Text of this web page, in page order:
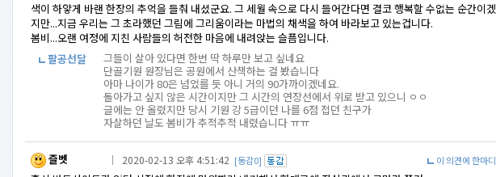
색이 하얗게 바랜 한장의 추억을 들춰 내셨군요. 그 세월 속으로 다시 들어간다면 결코 행복할 수없는 순간이겠
지만...지금 우리는 그 초라했던 그림에 그리움이라는 마법의 채색을 하여 바라보고 있는겁니다.
봄비...오랜 여정에 지친 사람들의 허전한 마음에 내려앉는 슬픔입니다.
팔공선달
그들이 살아 있다면 한번 딱 하루만 보고 싶네요
단골기원 원장님은 공원에서 산책하는 걸 봤습니다
아마 나이가 80은 넘었를 듯 아니 거의 90가까이겠네요.
돌아가고 싶지 않은 시간이지만 그 시간의 연장선에서 위로 받고 있으니 ㅇㅇ
글에는 안 올렸지만 당시 기원 강 5급이던 나를 6점 접던 친구가
자살하던 날도 봄비가 추적추적 내렸습니다 ㅠㅠ
즐벳 ｜ 2020-02-13 오후 4:51:42 [동감0] 이 의견에 한마디